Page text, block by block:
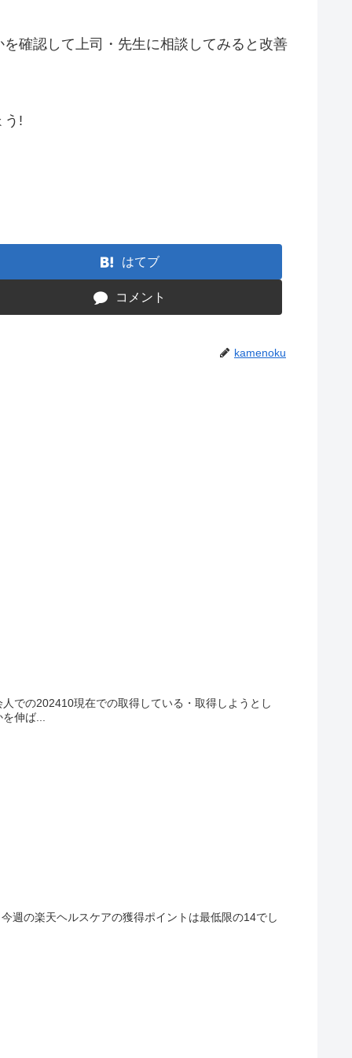
確認して上司・先生に相談してみると改善
う!
はてブ
コメント
kamenoku
での202410現在での取得している・取得しようとし
伸ば...
週の楽天ヘルスケアの獲得ポイントは最低限の14でし